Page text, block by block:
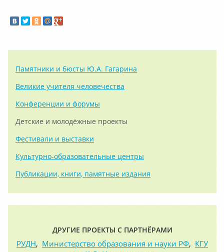
Памятники и бюсты Ю.А. Гагарина
Великие учителя человечества
Конференции и форумы
Детские и молодёжные проекты
Фестивали и выставки
Культурно-образовательные центры
Публикации, книги, памятные издания
ДРУГИЕ ПРОЕКТЫ С ПАРТНЁРАМИ
РУДН, Министерство образования и науки РФ, КГУ